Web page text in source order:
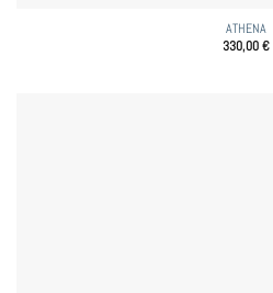
ATHENA
330,00€